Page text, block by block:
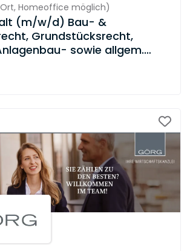
Homeoffice möglich)
(m/w/d) Bau- &
Grundstücksrecht,
sowie allgem.